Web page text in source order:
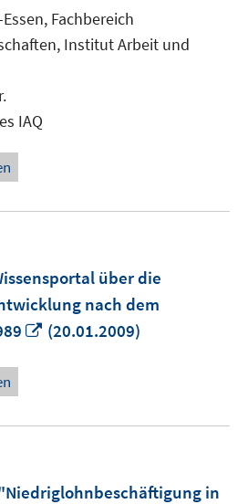
Fachbereich
Institut Arbeit und
IAQ
über die
nach dem
In
(20.01.2009)
in